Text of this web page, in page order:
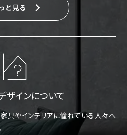
と見る
ザインについて
具やインテリアに憧れている人々へ